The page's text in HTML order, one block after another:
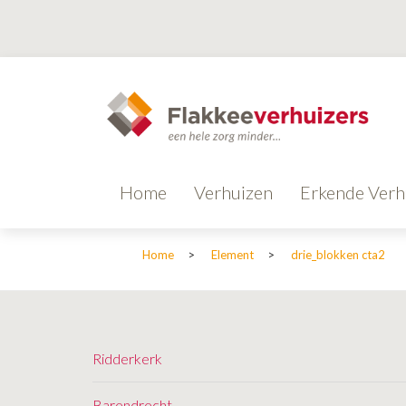
Home Verhuizen Erkende
Home > Element > drie_blokken cta2
Ridderkerk